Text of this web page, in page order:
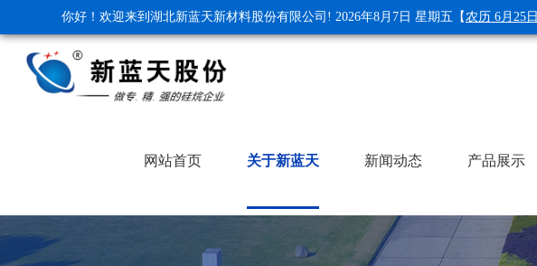
你好！欢迎来到湖北新蓝天新材料股份有限公司! 2026年8月7日 星期五 【农历 6月25日
网站首页 关于新蓝天 新闻动态 产品展示